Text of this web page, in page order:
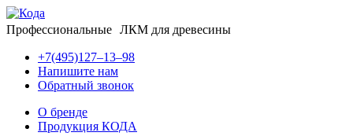
Профессиональные ЛКМ для древесины
+7(495)127–13–98
Напишите нам
Обратный звонок
О бренде
Продукция КОДА